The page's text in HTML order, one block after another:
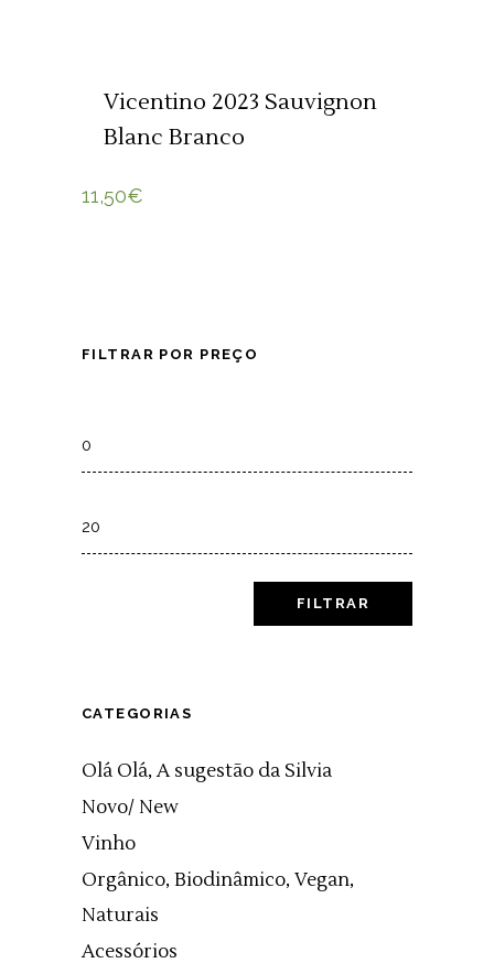
Vicentino 2023 Sauvignon
Blanc Branco
11,50€
FILTRAR POR PREÇO
FILTRAR
CATEGORIAS
Olá Olá, A sugestão da Silvia
Novo/ New
Vinho
Orgânico, Biodinâmico, Vegan,
Naturais
Acessórios